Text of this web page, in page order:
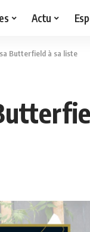
Actu
Butterfield à sa liste